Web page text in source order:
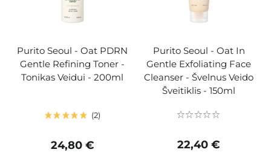
Purito Seoul - Oat PDRN
Gentle Refining Toner -
Tonikas Veidui - 200ml
2
24,80 €
Purito Seoul - Oat In
Gentle Exfoliating Face
Cleanser - Švelnus Veido
Šveitiklis - 150ml
22,40 €